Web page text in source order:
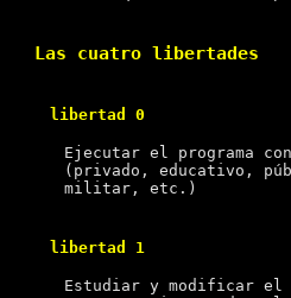
Las cuatro libertades
libertad 0
Ejecutar el programa
(privado, educativo,
militar, etc.)
libertad 1
Estudiar y modificar el